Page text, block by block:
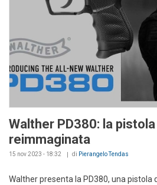
Walther PD380: la
reimmaginata
15 nov 2023 - 18:32 di Pierangelo Tendas
Walther presenta la PD380, una pistola